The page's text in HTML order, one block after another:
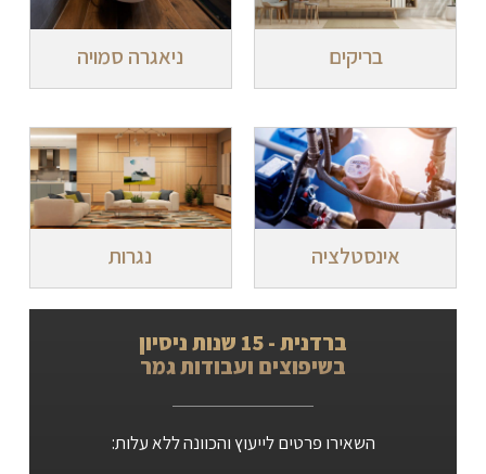
בריקים ניאגרה סמויה
אינסטלציה נגרות
ברדנית - 15 שנות ניסיון
בשיפוצים ועבודות גמר
השאירו פרטים לייעוץ והכוונה ללא עלות: